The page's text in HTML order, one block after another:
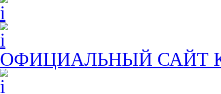
ОФИЦИАЛЬНЫЙ САЙТ